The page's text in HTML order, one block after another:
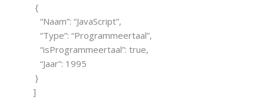
{
“Naam”: “JavaScript”,
“Type”: “Programmeertaal”,
“isProgrammeertaal”: true,
“Jaar”: 1995
}
]